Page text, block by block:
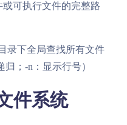
或可执行文件的完整路
录下全局查找所有文件
；-n：显示行号）
件系统